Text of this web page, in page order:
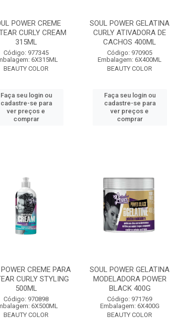
POWER CREME
CURLY CREAM
315ML
Código: 977345
6X315ML
BEAUTY COLOR
Faça seu login ou
cadastre-se para
ver preços e
comprar
SOUL POWER GELATINA
CURLY ATIVADORA DE
CACHOS 400ML
Código: 970905
Embalagem: 6X400ML
BEAUTY COLOR
Faça seu login ou
cadastre-se para
ver preços e
comprar
CREME PARA
CURLY STYLING
500ML
Código: 970898
6X500ML
BEAUTY COLOR
SOUL POWER GELATINA
MODELADORA POWER
BLACK 400G
Código: 971769
Embalagem: 6X400G
BEAUTY COLOR